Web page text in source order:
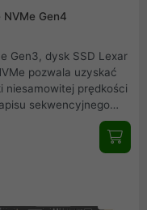
NVMe Gen4
Gen3, dysk SSD Lexar
pozwala uzyskać
niesamowitej prędkości
sekwencyjnego
do 1 000 000 IOP,
dzięki której
dotrzymasz